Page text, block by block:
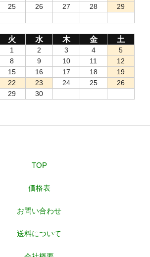
25 26 27 28
29
火 水 木 金 土
1 2 3 4
5
8 9 10 11
12
15 16 17 18
19
22 23 24 25
26
29
30
TOP
価格表
お問い合わせ
送料について